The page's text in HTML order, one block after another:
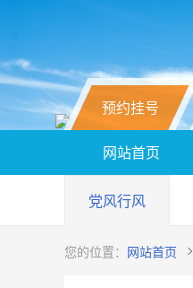
预约挂号
网站首页
党风行风
您的位置： 网站首页